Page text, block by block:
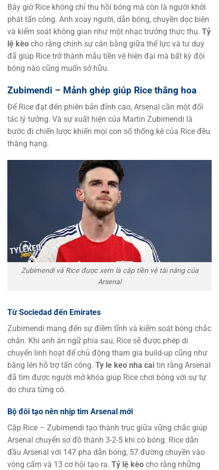
Bây giờ Rice không chỉ thu hồi bóng mà còn là người khởi
phát tấn công. Anh xoay người, dẫn bóng, chuyền dọc biên
và kiểm soát không gian như một nhạc trưởng thực thụ. Tỷ
lệ kèo cho rằng chính sự cân bằng giữa thể lực và tư duy
đã giúp Rice trở thành mẫu tiền vệ hiện đại mà bất kỳ đội
bóng nào cũng muốn sở hữu.
Zubimendi – Mảnh ghép giúp Rice thăng hoa
Để Rice đạt đến phiên bản đỉnh cao, Arsenal cần một đối
tác lý tưởng. Và sự xuất hiện của Martin Zubimendi là
bước đi chiến lược khiến mọi con số thống kê của Rice đều
thăng hạng.
Zubimendi và Rice được xem là cặp tiền vệ tài năng của
Arsenal
Từ Sociedad đến Emirates
Zubimendi mang đến sự điềm tĩnh và kiểm soát bóng chắc
chắn. Khi anh án ngữ phía sau, Rice sẽ được phép di
chuyển linh hoạt để chủ động tham gia build-up cũng như
băng lên hỗ trợ tấn công. Ty le keo nha cai tin rằng Arsenal
đã tìm được người mở khóa giúp Rice chơi bóng với sự tự
do chưa từng có.
Bộ đôi tạo nên nhịp tim Arsenal mới
Cặp Rice – Zubimendi tạo thành trục giữa vững chắc giúp
Arsenal chuyển sơ đồ thành 3-2-5 khi có bóng. Rice dẫn
đầu Arsenal với 147 pha dẫn bóng, 57 đường chuyền vào
vòng cấm và 13 cơ hội tạo ra. Tỷ lệ kèo cho rằng những